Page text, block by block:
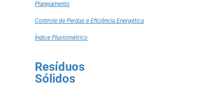
Planejamento
Controle de Perdas e Eficiência Energética
Índice Pluviométrico
Resíduos
Sólidos